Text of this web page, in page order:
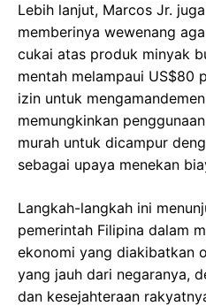
Lebih lanjut, Marcos Jr.
memberinya wewenang
cukai atas produk minyak
mentah melampaui US$80
izin untuk
memungkinkan
murah untuk dicampur
sebagai upaya menekan
Langkah-langkah ini
pemerintah Filipina dalam
ekonomi yang diakibatkan
yang jauh dari negaranya,
dan kesejahteraan